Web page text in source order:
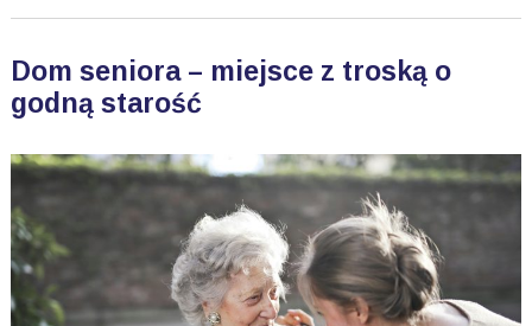
Dom seniora – miejsce z troską o
godną starość